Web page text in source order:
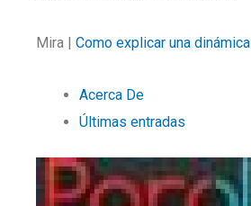
Mira | Como explicar una dinámica
Acerca De
Últimas entradas